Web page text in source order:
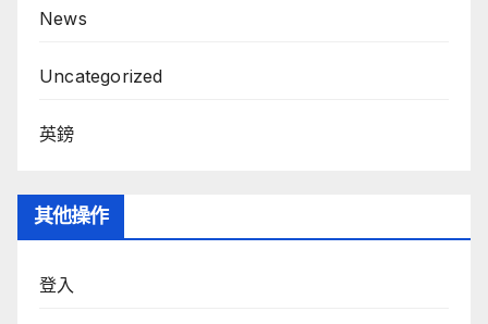
News
Uncategorized
英鎊
其他操作
登入